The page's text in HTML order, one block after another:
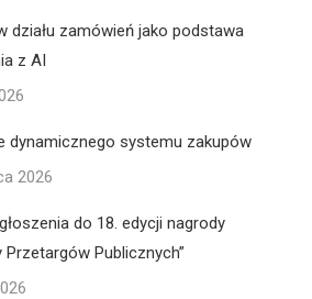
działu zamówień jako podstawa
z AI
dynamicznego systemu zakupów
2026
do 18. edycji nagrody
Przetargów Publicznych”